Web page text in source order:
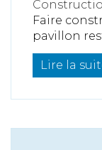
Faire
pavillon
Lire la